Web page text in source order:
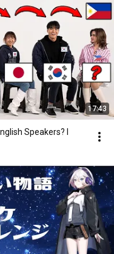
17:43
Speakers? l